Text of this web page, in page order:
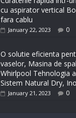
cu aspirator vertical
fara cablu
January 22, 2023 0
O solutie eficienta
vaselor, Masina de
Whirlpool Tehnologia
Sistem Natural Dry,
January 21, 2023 0